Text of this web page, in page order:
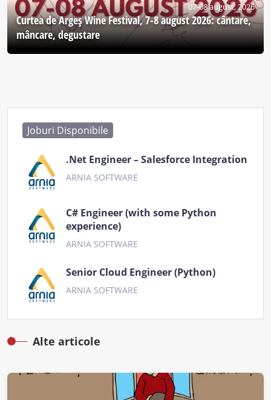
07-08 august, 2026
Curtea de Argeş Wine Festival, 7-8 august 2026: cântare,
mâncare, degustare
Joburi Disponibile
.Net Engineer – Salesforce Integration
ARNIA SOFTWARE
C# Engineer (with some Python
experience)
ARNIA SOFTWARE
Senior Cloud Engineer (Python)
ARNIA SOFTWARE
Alte articole